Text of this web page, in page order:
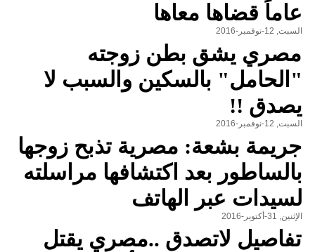
عاماً قضاها معاها
السبت, 12-نوفمبر-2016
مصري يشق بطن زوجته
"الحامل" بالسكين والسبب لا
يصدق !!
السبت, 12-نوفمبر-2016
جريمة بشعة: مصرية تذبح زوجها
بالساطور بعد اكتشافها مراسلته
لسيدات عبر الهاتف
الإثنين, 31-أكتوبر-2016
تفاصيل لاتصدق ..مصري يقتل